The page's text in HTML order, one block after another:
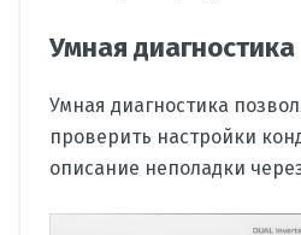
Умная диагностика
Умная диагностика
проверить настройки
описание неполадки